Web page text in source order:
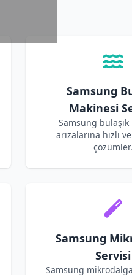
Samsung
Makinesi
Samsung
arızalarına hızlı
çözümler.
Samsung
Servisi
Samsung